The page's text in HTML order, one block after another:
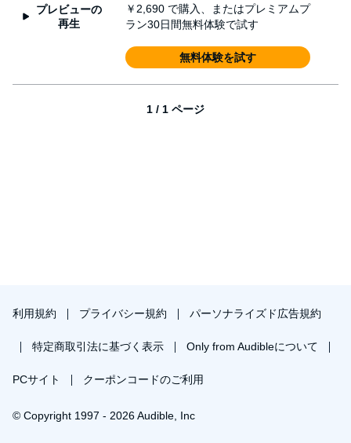
プレビューの
再生
￥2,690 で購入、またはプレミアムプ
ラン30日間無料体験で試す
無料体験を試す
1 / 1 ページ
利用規約 プライバシー規約 パーソナライズド広告規約
特定商取引法に基づく表示 Only from Audibleについて
PCサイト クーポンコードのご利用
© Copyright 1997 - 2026 Audible, Inc